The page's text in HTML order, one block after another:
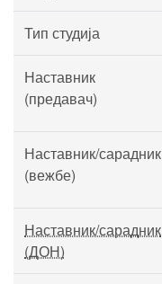
Тип студија
Наставник
(предавач)
Наставник/сарадник
(вежбе)
Наставник/сарадник
(ДОН)